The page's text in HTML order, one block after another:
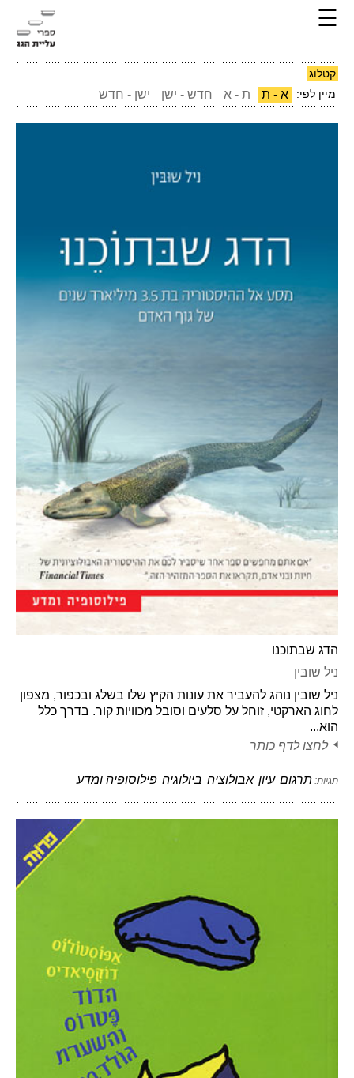
☰
קטלוג
מיין לפי:
א - ת ת - א חדש - ישן ישן - חדש
הדג שבתוכנו
ניל שובּין
ניל שובּין נוהג להעביר את עונות הקיץ שלו בשלג ובכפור, מצפון
לחוג הארקטי, זוחל על סלעים וסובל מכוויות קור. בדרך כלל
הוא...
לחצו לדף כותר
תגיות: תרגום עיון אבולוציה ביולוגיה פילוסופיה ומדע